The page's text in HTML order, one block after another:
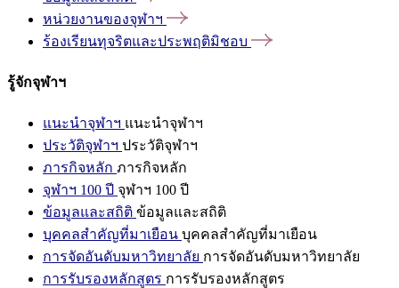
หน่วยงานของจุฬาฯ
ร้องเรียนทุจริตและประพฤติมิชอบ
รู้จักจุฬาฯ
แนะนำจุฬาฯ แนะนำจุฬาฯ
ประวัติจุฬาฯ ประวัติจุฬาฯ
ภารกิจหลัก ภารกิจหลัก
จุฬาฯ 100 ปี จุฬาฯ 100 ปี
ข้อมูลและสถิติ ข้อมูลและสถิติ
บุคคลสำคัญที่มาเยือน บุคคลสำคัญที่มาเยือน
การจัดอันดับมหาวิทยาลัย การจัดอันดับมหาวิทยาลัย
การรับรองหลักสูตร การรับรองหลักสูตร